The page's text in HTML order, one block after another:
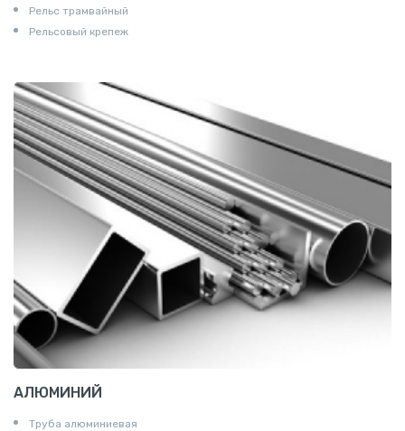
Рельс трамвайный
Рельсовый крепеж
АЛЮМИНИЙ
Труба алюминиевая